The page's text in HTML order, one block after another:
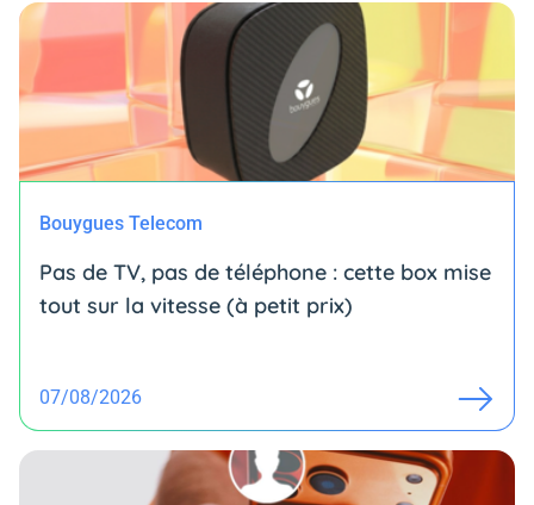
Bouygues Telecom
Pas de TV, pas de téléphone : cette box mise
tout sur la vitesse (à petit prix)
07/08/2026